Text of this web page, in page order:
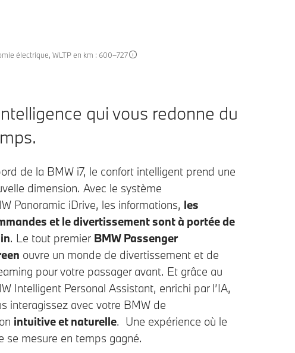
électrique, WLTP en km : 600–727
qui vous redonne du
de la BMW i7, le confort intelligent prend une
dimension. Avec le système
Panoramic iDrive, les informations, les
et le divertissement sont à portée de
. Le tout premier BMW Passenger
ouvre un monde de divertissement et de
pour votre passager avant. Et grâce au
Intelligent Personal Assistant, enrichi par l’IA,
interagissez avec votre BMW de
intuitive et naturelle. Une expérience où le
se mesure en temps gagné.